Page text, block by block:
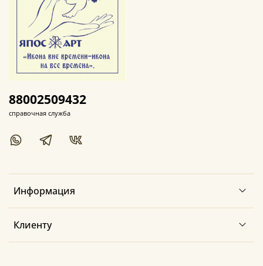
Информация
Клиенту
88002509432
справочная служба